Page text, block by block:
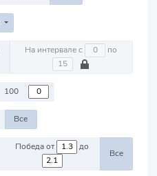
На интервале с по
100
Все
Победа от до
Все